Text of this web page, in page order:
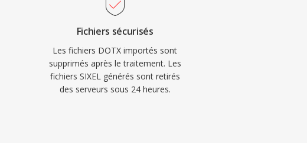
Fichiers sécurisés
Les fichiers DOTX importés sont
supprimés après le traitement. Les
fichiers SIXEL générés sont retirés
des serveurs sous 24 heures.